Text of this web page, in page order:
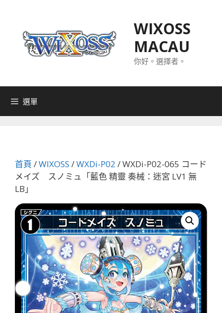
WIXOSS
MACAU
你好。選擇者。
選單
首頁 /WIXOSS /WXDi-P02 / WXDi-P02-065 コード
メイズ スノミュ「藍色 精靈 奏械：迷宮 LV1 無
LB」